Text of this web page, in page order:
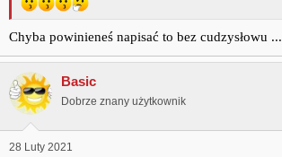
Chyba powinieneś napisać to bez cudzysłowu ...
Basic
Dobrze znany użytkownik
28 Luty 2021